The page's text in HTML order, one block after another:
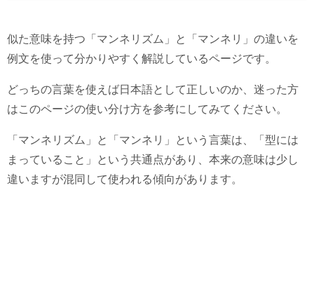
似た意味を持つ「マンネリズム」と「マンネリ」の違いを
例文を使って分かりやすく解説しているページです。
どっちの言葉を使えば日本語として正しいのか、迷った方
はこのページの使い分け方を参考にしてみてください。
「マンネリズム」と「マンネリ」という言葉は、「型には
まっていること」という共通点があり、本来の意味は少し
違いますが混同して使われる傾向があります。